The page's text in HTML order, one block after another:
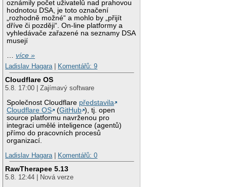
oznámily počet uživatelů nad prahovou
hodnotou DSA, je toto označení
„rozhodně možné“ a mohlo by „přijít
dříve či později“. On-line platformy a
vyhledávače zařazené na seznamy DSA
musejí
…více »
Ladislav Hagara| Komentářů: 9
Cloudflare OS
5.8. 17:00 | Zajímavý software
Společnost Cloudflare představila
Cloudflare OS
(GitHub ), tj. open
source platformu navrženou pro
integraci umělé inteligence (agentů)
přímo do pracovních procesů
organizací.
Ladislav Hagara| Komentářů: 0
RawTherapee 5.13
5.8. 12:44 | Nová verze